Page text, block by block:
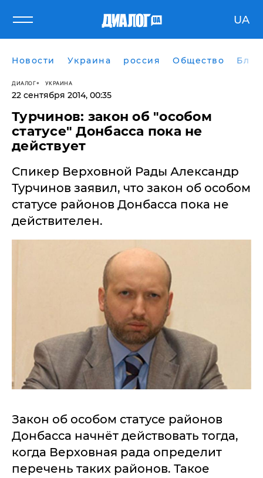
UA
Новости Украина россия Общество
ДИАЛОГ УКРАИНА
22 сентября 2014, 00:35
Турчинов: закон об "особом
статусе" Донбасса пока не
действует
Спикер Верховной Рады Александр
Турчинов заявил, что закон об особом
статусе районов Донбасса пока не
действителен.
Закон об особом статусе районов
Донбасса начнёт действовать тогда,
когда Верховная рада определит
перечень таких районов. Такое